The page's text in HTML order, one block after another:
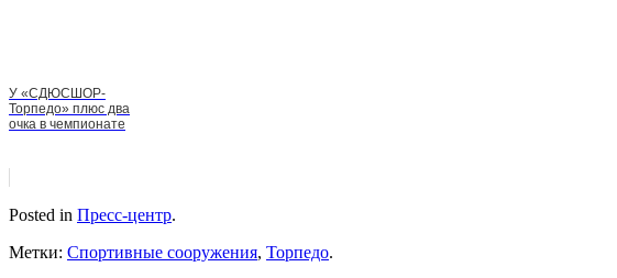
У «СДЮСШОР-
Торпедо» плюс два
очка в чемпионате
Posted in Пресс-центр.
Метки: Спортивные сооружения, Торпедо.